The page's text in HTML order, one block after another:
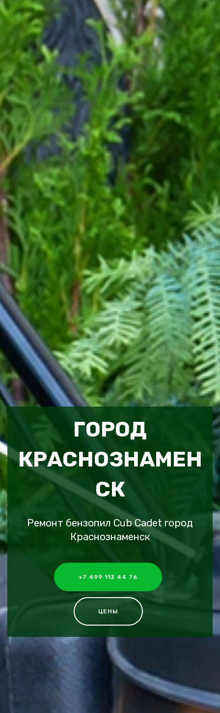
ГОРОД
КРАСНОЗНАМЕН
СК
Ремонт бензопил Cub Cadet город
Краснознаменск
+7 499 113 44 76
ЦЕНЫ